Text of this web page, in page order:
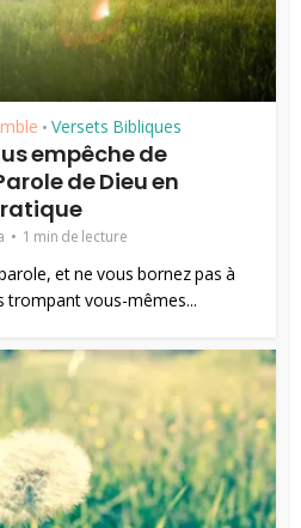
• Versets Bibliques
empêche de
de Dieu en
1 min de lecture
et ne vous bornez pas à
trompant vous-mêmes...